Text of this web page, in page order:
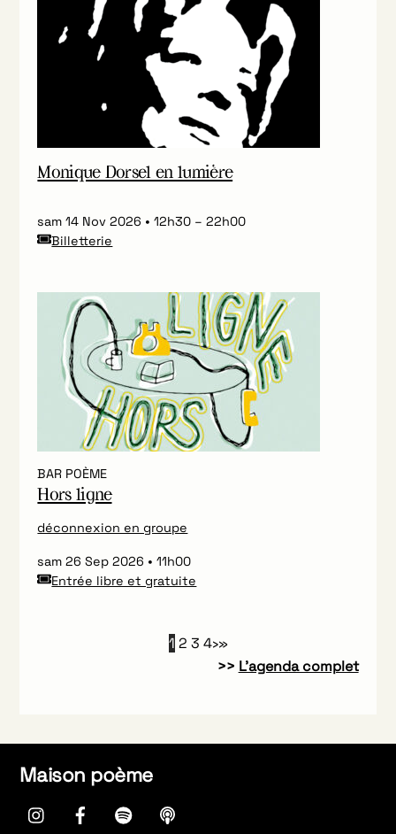
Monique Dorsel en lumière
sam 14 Nov 2026 12h30 –22h00
Billetterie
BAR POÈME
Hors ligne
déconnexion en groupe
sam 26 Sep 2026
11h00
Entrée libre et gratuite
1 2 3 4›»
>> L’agenda complet
Maison poème
instagramFacebookspotify